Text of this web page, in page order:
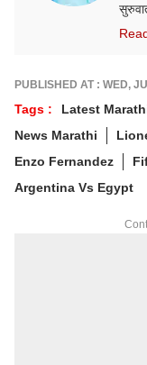
PUBLISHED AT : WED,
Tags : Latest
News Marathi
Enzo Fernandez
Argentina Vs Egypt